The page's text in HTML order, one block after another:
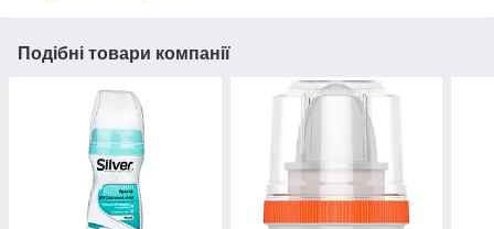
Подібні товари компанії